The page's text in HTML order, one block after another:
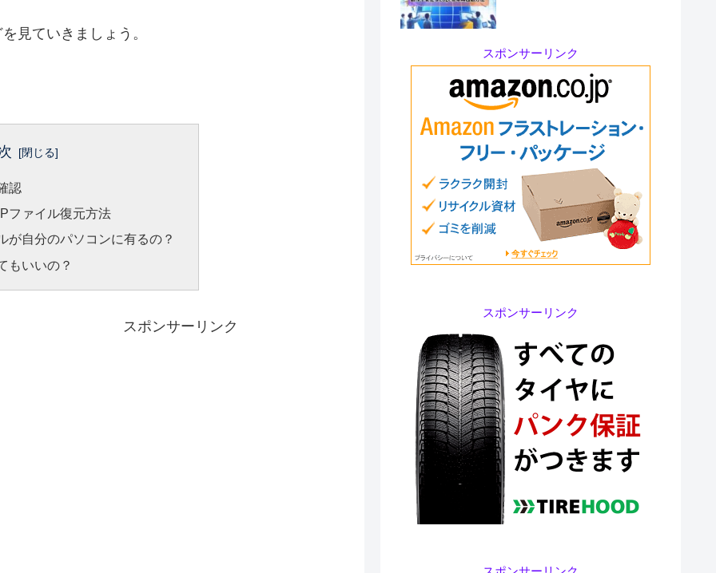
見ていきましょう。
認
ファイル復元方法
が自分のパソコンに有るの？
もいいの？
スポンサーリンク
スポンサーリンク
スポンサーリンク